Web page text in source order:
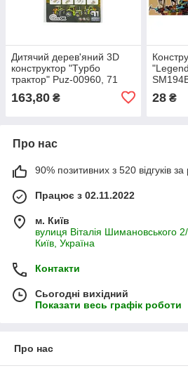
Дитячий дерев'яний 3D
конструктор "Tурбо
трактор" Puz-00960, 71
163,80 ₴ 28₴
Про нас
90% позитивних з 520 відгуків за
Працює з 02.11.2022
м. Київ
вулиця Віталія Шимановського
Київ, Україна
Контакти
Сьогодні вихідний
Показати весь графік роботи
Про нас